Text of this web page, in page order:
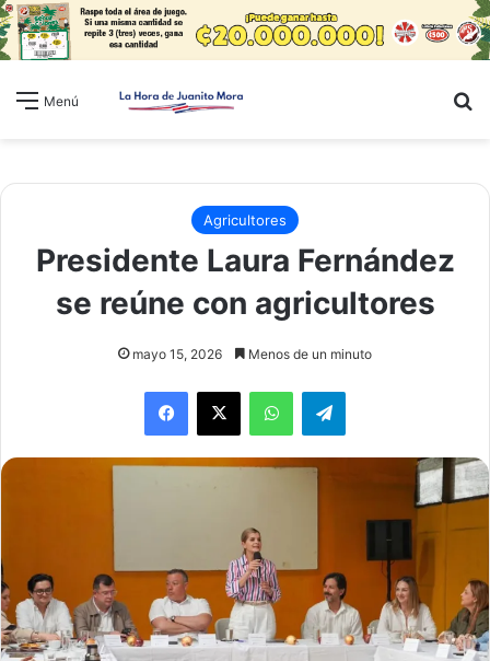
Menú
Agricultores
Presidente Laura Fernández
se reúne con agricultores
mayo 15, 2026 Menos de un minuto
WhatsAppTelegram